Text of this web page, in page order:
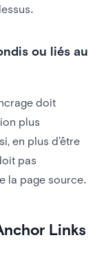
ou liés au
doit
plus
en plus d’être
pas
la page source.
Links